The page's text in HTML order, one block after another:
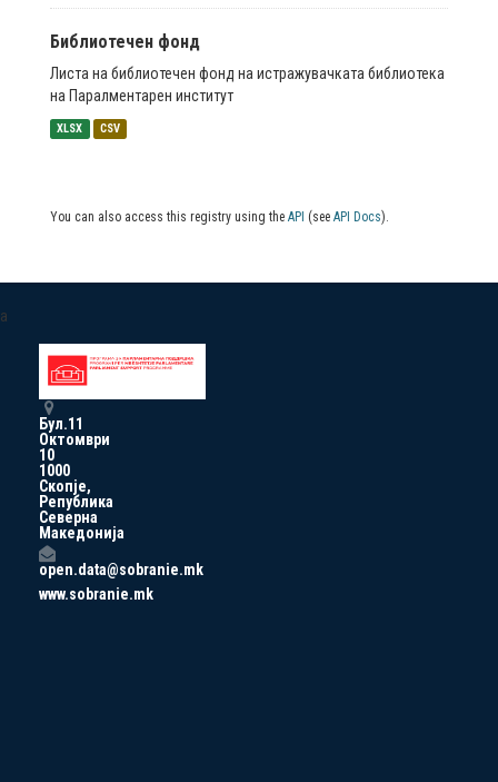
Библиотечен фонд
Листа на библиотечен фонд на истражувачката библиотека
на Паралментарен институт
XLSX CSV
You can also access this registry using the API (see API Docs).
a
Бул.11
Октомври
10
1000
Скопје,
Република
Северна
Македонија
open.data@sobranie.mk
www.sobranie.mk